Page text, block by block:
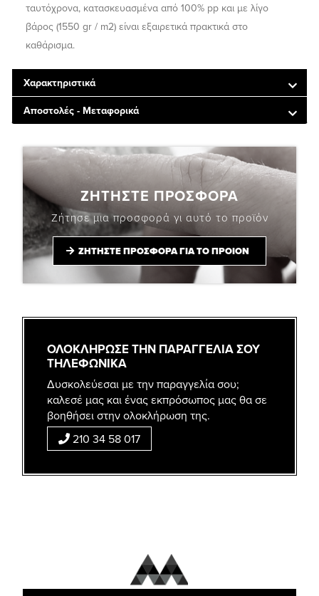
ταυτόχρονα, κατασκευασμένα από 100% pp και με λίγο
βάρος (1550 gr / m2) είναι εξαιρετικά πρακτικά στο
καθάρισμα.
Χαρακτηριστικά
Αποστολές - Μεταφορικά
ΖΗΤΗΣΤΕ ΠΡΟΣΦΟΡΑ
Ζήτησε μια προσφορά γι αυτό το προϊόν
ΖΗΤΗΣΤΕ ΠΡΟΣΦΟΡΑ ΓΙΑ ΤΟ ΠΡΟΙΟΝ
ΟΛΟΚΛΗΡΩΣΕ ΤΗΝ ΠΑΡΑΓΓΕΛΙΑ ΣΟΥ
ΤΗΛΕΦΩΝΙΚΑ
Δυσκολεύεσαι με την παραγγελία σου;
καλεσέ μας και ένας εκπρόσωπος μας θα σε
βοηθήσει στην ολοκλήρωση της.
210 34 58 017